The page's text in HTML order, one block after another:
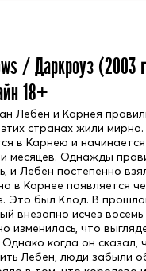
/ Даркроуз (2003
18+
Лебен и Карнея
странах жили
в Карнею и
месяцев. Однажды
и Лебен постепенно
в Карнее появляется
Это был Клод. В
внезапно исчез восемь
изменилась, что
когда он сказал,
Лебен, люди забыли